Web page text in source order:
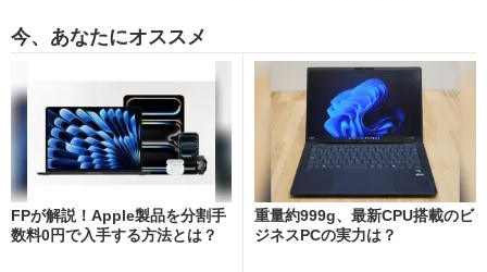
今、あなたにオススメ
FPが解説！Apple製品を分割手
数料0円で入手する方法とは？
重量約999g、最新CPU搭載のビ
ジネスPCの実力は？